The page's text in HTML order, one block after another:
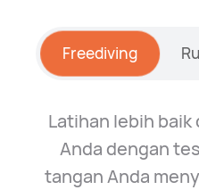
Freediving
Latihan lebih baik
Anda dengan
tangan Anda